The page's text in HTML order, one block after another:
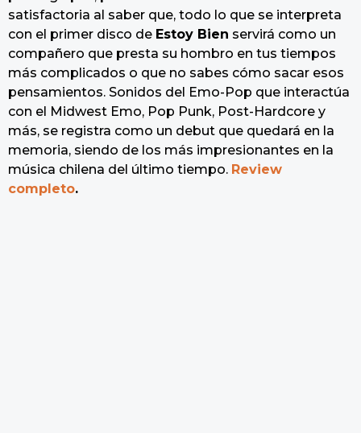
satisfactoria al saber que, todo lo que se interpreta
con el primer disco de Estoy Bien servirá como un
compañero que presta su hombro en tus tiempos
más complicados o que no sabes cómo sacar esos
pensamientos. Sonidos del Emo-Pop que interactúa
con el Midwest Emo, Pop Punk, Post-Hardcore y
más, se registra como un debut que quedará en la
memoria, siendo de los más impresionantes en la
música chilena del último tiempo. Review
completo.